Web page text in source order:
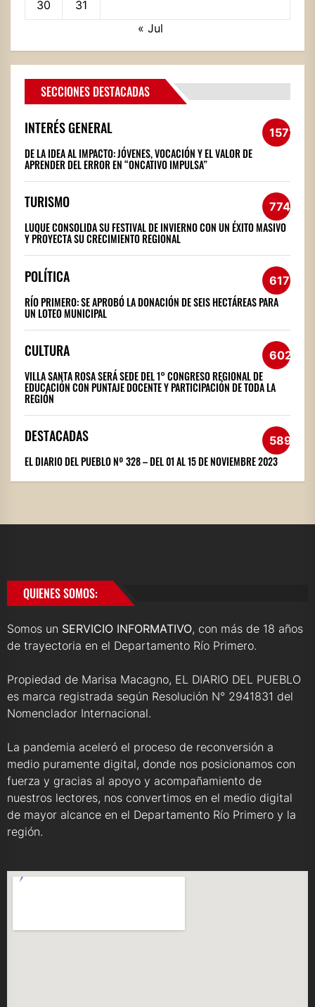
30
31
« Jul
SECCIONES DESTACADAS
INTERÉS GENERAL 1572
DE LA IDEA AL IMPACTO: JÓVENES, VOCACIÓN Y EL VALOR DE
APRENDER DEL ERROR EN “ONCATIVO IMPULSA”
TURISMO 774
LUQUE CONSOLIDA SU FESTIVAL DE INVIERNO CON UN ÉXITO MASIVO
Y PROYECTA SU CRECIMIENTO REGIONAL
POLÍTICA 617
RÍO PRIMERO: SE APROBÓ LA DONACIÓN DE SEIS HECTÁREAS PARA
UN LOTEO MUNICIPAL
CULTURA 602
VILLA SANTA ROSA SERÁ SEDE DEL 1° CONGRESO REGIONAL DE
EDUCACIÓN CON PUNTAJE DOCENTE Y PARTICIPACIÓN DE TODA LA
REGIÓN
DESTACADAS 589
EL DIARIO DEL PUEBLO Nº 328 – DEL 01 AL 15 DE NOVIEMBRE 2023
QUIENES SOMOS:
Somos un SERVICIO INFORMATIVO, con más de 18 años
de trayectoria en el Departamento Río Primero.
Propiedad de Marisa Macagno, EL DIARIO DEL PUEBLO
es marca registrada según Resolución N° 2941831 del
Nomenclador Internacional.
La pandemia aceleró el proceso de reconversión a
medio puramente digital, donde nos posicionamos con
fuerza y gracias al apoyo y acompañamiento de
nuestros lectores, nos convertimos en el medio digital
de mayor alcance en el Departamento Río Primero y la
región.